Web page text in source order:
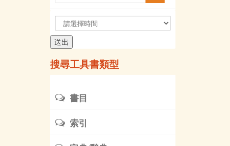
選
擇
時
間
搜尋工具書類型
書目
索引